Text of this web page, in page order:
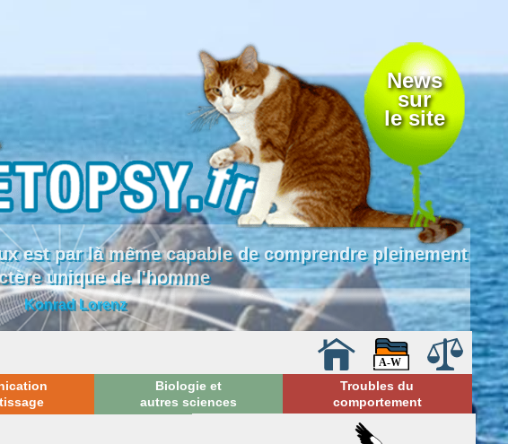
News
sur
le site
est par là même capable de comprendre pleinement
unique de l'homme
Konrad Lorenz
Biologie et
autres sciences
Troubles du
comportement